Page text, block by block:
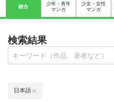
総合
少年・青年
マンガ
少女・女性
マンガ
検索結果
日本語